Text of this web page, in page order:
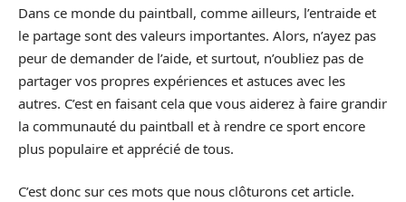
Dans ce monde du paintball, comme ailleurs, l’entraide et
le partage sont des valeurs importantes. Alors, n’ayez pas
peur de demander de l’aide, et surtout, n’oubliez pas de
partager vos propres expériences et astuces avec les
autres. C’est en faisant cela que vous aiderez à faire grandir
la communauté du paintball et à rendre ce sport encore
plus populaire et apprécié de tous.
C’est donc sur ces mots que nous clôturons cet article.